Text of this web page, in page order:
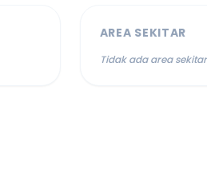
AREA SEKITAR
Tidak ada area